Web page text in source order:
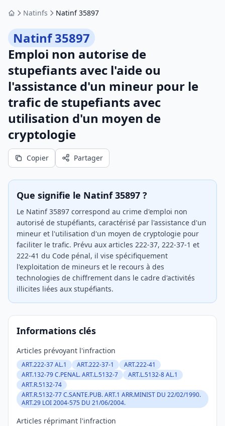
AccueilNatinfs Natinf 35897
Natinf 35897
Emploi non autorise de
stupefiants avec l'aide ou
l'assistance d'un mineur pour le
trafic de stupefiants avec
utilisation d'un moyen de
cryptologie
Copier Partager
Que signifie le Natinf 35897 ?
Le Natinf 35897 correspond au crime d'emploi non
autorisé de stupéfiants, caractérisé par l'assistance d'un
mineur et l'utilisation d'un moyen de cryptologie pour
faciliter le trafic. Prévu aux articles 222-37, 222-37-1 et
222-41 du Code pénal, il vise spécifiquement
l'exploitation de mineurs et le recours à des
technologies de chiffrement dans le cadre d'activités
illicites liées aux stupéfiants.
Informations clés
Articles prévoyant l'infraction
ART.222-37 AL.1 ART.222-37-1
ART.222-41
ART.132-79 C.PENAL. ART.L.5132-7
ART.L.5132-8 AL.1
ART.R.5132-74
ART.R.5132-77 C.SANTE.PUB. ART.1 ARR.MINIST DU 22/02/1990.
ART.29 LOI 2004-575 DU 21/06/2004.
Articles réprimant l'infraction